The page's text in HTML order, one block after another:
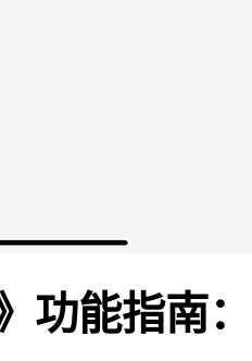
功能指南：